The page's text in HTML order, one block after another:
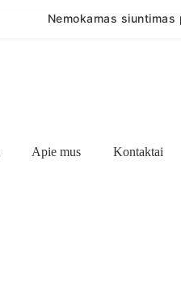
Nemokamas
Apie mus Kontaktai